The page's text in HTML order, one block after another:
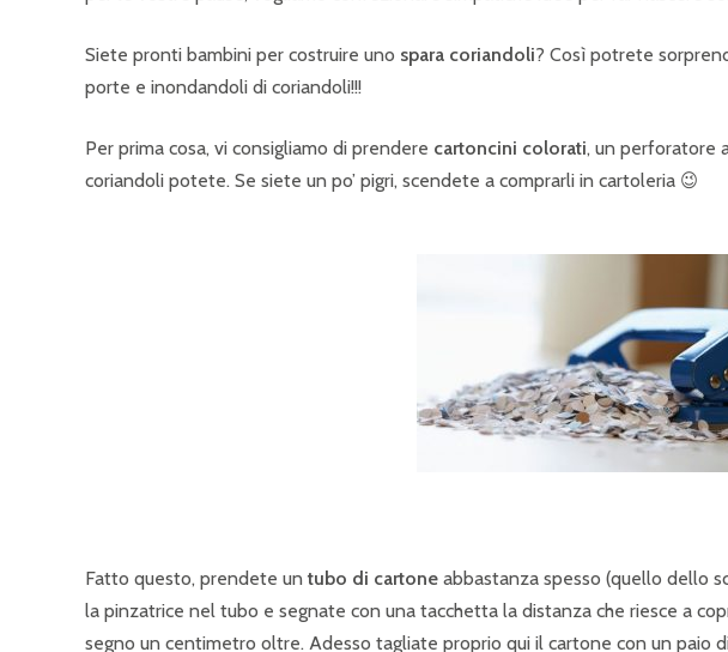
Siete pronti bambini per costruire uno spara coriandoli? Così potrete
porte e inondandoli di coriandoli!!!
Per prima cosa, vi consigliamo di prendere cartoncini colorati, un perforatore
coriandoli potete. Se siete un po’ pigri, scendete a comprarli in cartoleria 😉
Fatto questo, prendete un tubo di cartone abbastanza spesso (quello dello
la pinzatrice nel tubo e segnate con una tacchetta la distanza che riesce a
segno un centimetro oltre. Adesso tagliate proprio qui il cartone con un paio